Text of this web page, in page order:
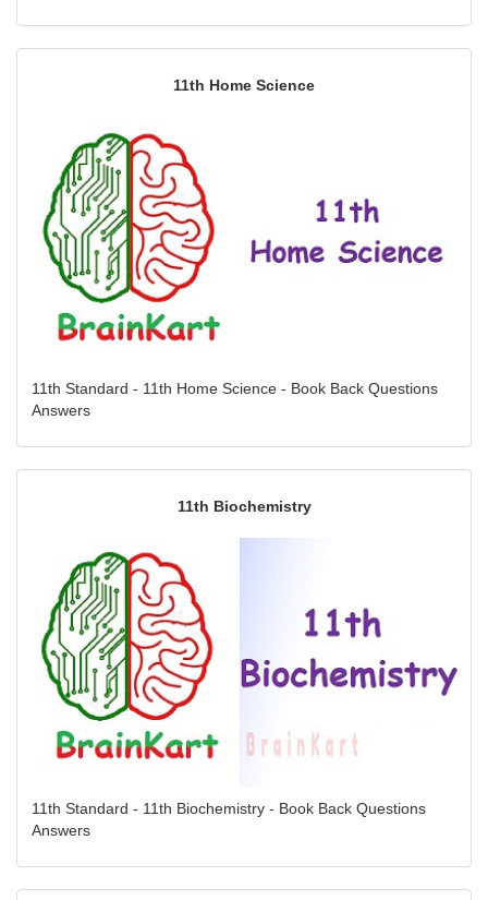
11th Home Science
11th Standard - 11th Home Science - Book Back Questions
Answers
11th Biochemistry
11th Standard - 11th Biochemistry - Book Back Questions
Answers